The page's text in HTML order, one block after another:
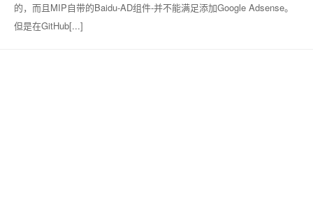
的，而且MIP自带的Baidu-AD组件-并不能满足添加Google Adsense。
但是在GitHub[...]